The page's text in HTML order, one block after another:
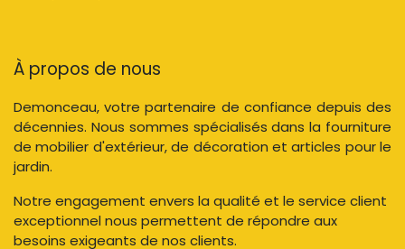
À propos de nous
Demonceau, votre partenaire de confiance depuis des
décennies. Nous sommes spécialisés dans la fourniture
de mobilier d'extérieur, de décoration et articles pour le
jardin.
Notre engagement envers la qualité et le service client
exceptionnel nous permettent de répondre aux
besoins exigeants de nos clients.